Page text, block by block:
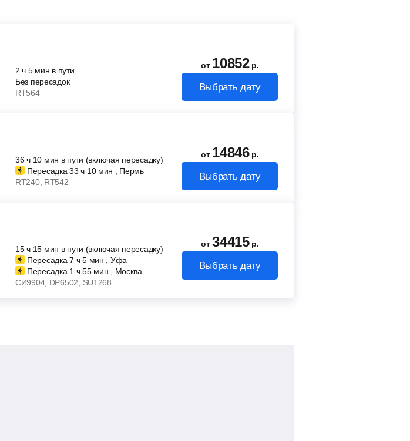
2ч 5 мин в пути
Без пересадок
RT564
от 10852 р.
Выбрать дату
36ч10 мин в пути (включая пересадку)
Пересадка 33ч 10 мин , Пермь
RT240, RT542
от 14846 р.
Выбрать дату
15ч15 мин в пути (включая пересадку)
Пересадка 7 ч5 мин , Уфа
Пересадка 1 ч55 мин , Москва
СИ9904, DP6502 , SU1268
от34415 р.
Выбрать дату